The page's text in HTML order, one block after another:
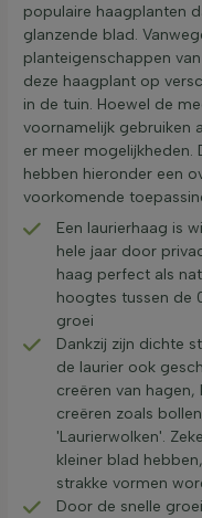
populaire haagplanten
glanzende blad.
planteigenschappen
deze haagplant op
in de tuin. Hoewel de
voornamelijk gebruiken
er meer mogelijkheden.
hebben hieronder een
voorkomende
Een laurierhaag is
hele jaar door
haag perfect als
hoogtes tussen de
groei
Dankzij zijn dichte
de laurier ook
creëren van
creëren zoals
'Laurierwolken'.
kleiner blad
strakke vormen
Door de snelle